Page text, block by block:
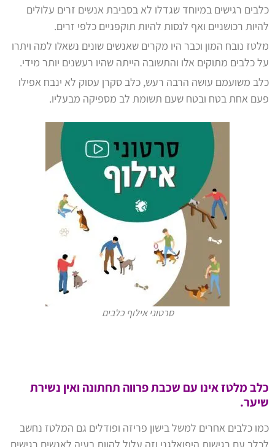
כלבים רגישים במיוחד שגדלו לא בסביבת אנשים זרים עלולים
להיות רכושניים ואף לנסות להיות תוקפניים כלפי זרים.
מלטז נובח המון וכבר היו מקרים שאנשים שונים נשאלו למה ויתרו
על כלבים מתוקים אלו והתשובה הייתה שהיו רעשנים יותר מידי.
כלב משועמם עושה הרבה רעש, כלב סקרן עסוק לא ינבח אפילו
פעם אחת בטח ובטח שעם תשומת לב מספיקה מבעליו.
סרטוני אילוף כלבים
כלב מלטז אינו עם שכבת פרווה תחתונה ואין נשירת
שיער.
כמו כלבים אחרים למשל בישון פריזה ופודלים גם המלטז נחשב
לכלב עם רגישות היפואלגני וזה עלול להוות בעיה לאנשים רגישים.